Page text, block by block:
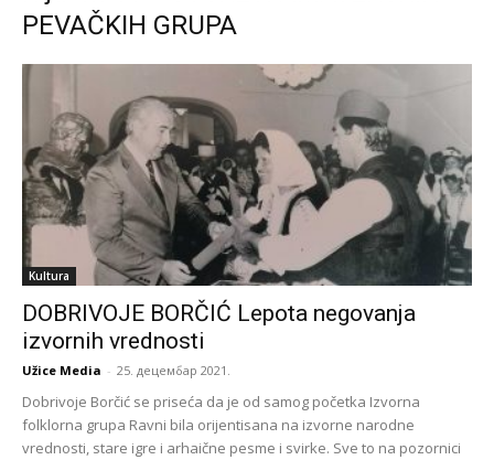
PEVAČKIH GRUPA
Kultura
DOBRIVOJE BORČIĆ Lepota negovanja
izvornih vrednosti
Užice Media - 25. децембар 2021.
Dobrivoje Borčić se priseća da je od samog početka Izvorna
folklorna grupa Ravni bila orijentisana na izvorne narodne
vrednosti, stare igre i arhaične pesme i svirke. Sve to na pozornici